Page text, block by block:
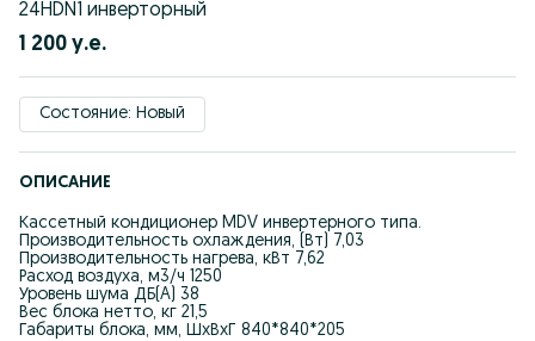
24HDN1 инверторный
1 200 у.е.
Состояние: Новый
ОПИСАНИЕ
Кассетный кондиционер MDV инвертерного типа.
Производительность охлаждения, (Вт) 7,03
Производительность нагрева, кВт 7,62
Расход воздуха, м3/ч 1250
Уровень шума ДБ(A) 38
Вес блока нетто, кг 21,5
Габариты блока, мм, ШхВхГ 840*840*205